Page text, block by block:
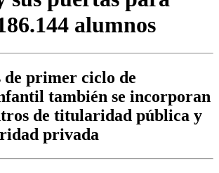
alumnos
de primer ciclo de
también se incorporan
de titularidad pública y
privada